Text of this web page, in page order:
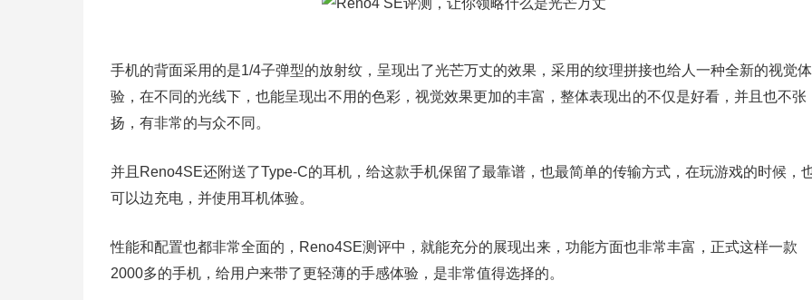
手机的背面采用的是1/4子弹型的放射纹，呈现出了光芒万丈的效果，采用的纹理拼接也给人一种全新的视觉体
验，在不同的光线下，也能呈现出不用的色彩，视觉效果更加的丰富，整体表现出的不仅是好看，并且也不张
扬，有非常的与众不同。
并且Reno4SE还附送了Type-C的耳机，给这款手机保留了最靠谱，也最简单的传输方式，在玩游戏的时候，
可以边充电，并使用耳机体验。
性能和配置也都非常全面的，Reno4SE测评中，就能充分的展现出来，功能方面也非常丰富，正式这样一款
2000多的手机，给用户来带了更轻薄的手感体验，是非常值得选择的。